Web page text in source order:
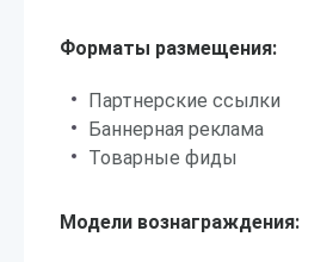
Форматы размещения:
Партнерские ссылки
Баннерная реклама
Товарные фиды
Модели вознаграждения: